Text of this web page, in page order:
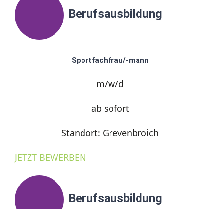
Berufsausbildung
Sportfachfrau/-mann
m/w/d
ab sofort
Standort: Grevenbroich
JETZT BEWERBEN
Berufsausbildung